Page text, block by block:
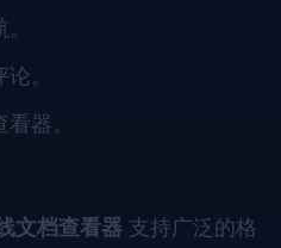
。
器。
文档查看器 支持广泛的格